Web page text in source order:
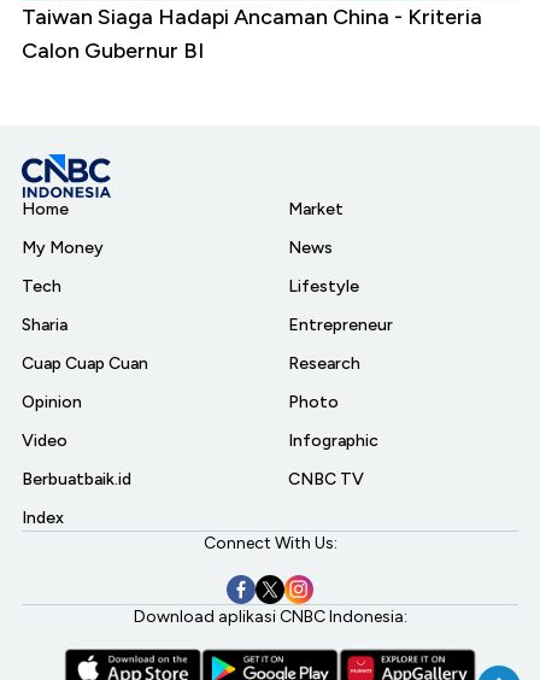
Taiwan Siaga Hadapi Ancaman China - Kriteria
Calon Gubernur BI
Home
My Money
Tech
Sharia
Cuap Cuap Cuan
Opinion
Video
Berbuatbaik.id
Index
Market
News
Lifestyle
Entrepreneur
Research
Photo
Infographic
CNBC TV
Connect With Us:
Download aplikasi CNBC Indonesia: